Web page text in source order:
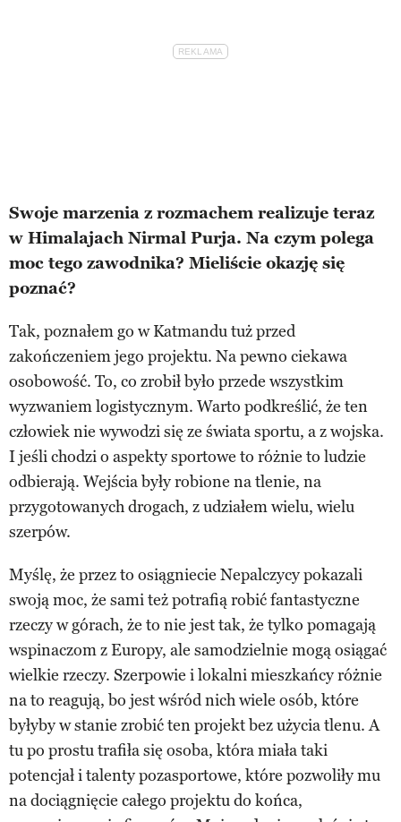
Swoje marzenia z rozmachem realizuje teraz
w Himalajach Nirmal Purja. Na czym polega
moc tego zawodnika? Mieliście okazję się
poznać?
Tak, poznałem go w Katmandu tuż przed
zakończeniem jego projektu. Na pewno ciekawa
osobowość. To, co zrobił było przede wszystkim
wyzwaniem logistycznym. Warto podkreślić, że ten
człowiek nie wywodzi się ze świata sportu, a z wojska.
I jeśli chodzi o aspekty sportowe to różnie to ludzie
odbierają. Wejścia były robione na tlenie, na
przygotowanych drogach, z udziałem wielu, wielu
szerpów.
Myślę, że przez to osiągniecie Nepalczycy pokazali
swoją moc, że sami też potrafią robić fantastyczne
rzeczy w górach, że to nie jest tak, że tylko pomagają
wspinaczom z Europy, ale samodzielnie mogą osiągać
wielkie rzeczy. Szerpowie i lokalni mieszkańcy różnie
na to reagują, bo jest wśród nich wiele osób, które
byłyby w stanie zrobić ten projekt bez użycia tlenu. A
tu po prostu trafiła się osoba, która miała taki
potencjał i talenty pozasportowe, które pozwoliły mu
na dociągnięcie całego projektu do końca,